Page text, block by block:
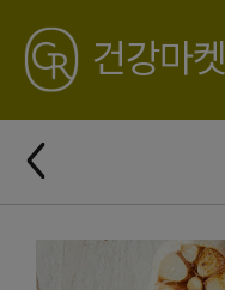
GREATING
건강마켓
로
뒤
로
가